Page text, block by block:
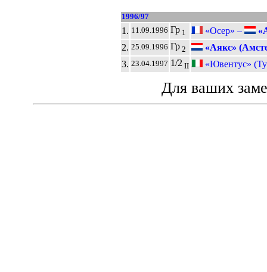
1996/97
1. 11.09.1996 Гр1 «Осер» –
2. 25.09.1996 Гр2
«Аякс»
3. 23.04.1997 1/2II «Ювентус»
Для ваших